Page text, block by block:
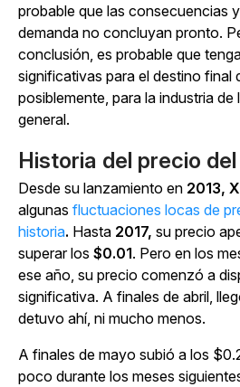
probable que las consecuencias
demanda no concluyan pronto.
conclusión, es probable que
significativas para el destino final
posiblemente, para la industria
general.
Historia del precio del
Desde su lanzamiento en 2013,
algunas fluctuaciones locas de
historia. Hasta 2017, su precio
superar los $0.01. Pero en los
ese año, su precio comenzó a
significativa. A finales de abril,
detuvo ahí, ni mucho menos.
A finales de mayo subió a los
poco durante los meses